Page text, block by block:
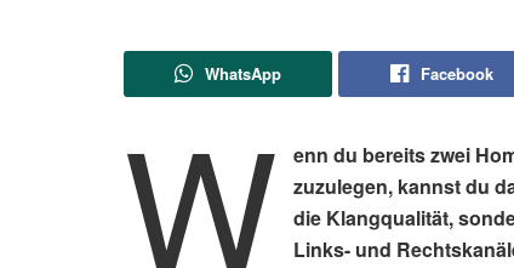
WhatsApp Facebook
W
enn du bereits zwei
zuzulegen, kannst du
die Klangqualität,
Links- und